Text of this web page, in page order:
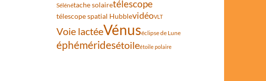
Sélénétache solairetélescope
télescope spatial HubblevidéoVLT
Voie lactéeVénuséclipse de Lune
éphéméridesétoileétoile polaire